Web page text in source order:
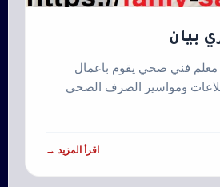
بيان
معلم فني صحي يقوم باعمال
ومواسير الصرف الصحي
اقرأ المزيد →